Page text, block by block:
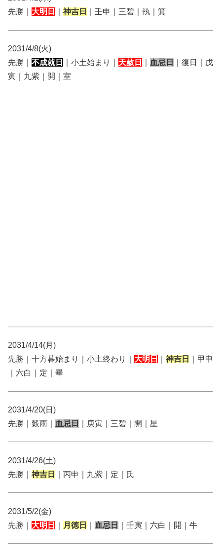
先勝｜ 大明日 神吉日 ｜壬申｜三碧｜執｜箕
2031/4/8(火)
先勝｜ 不成就日 ｜小土始まり｜ 天赦日 血忌日
｜復日｜戊
寅｜九紫｜開｜室
2031/4/14(月)
先勝｜十方暮始まり｜小土終わり｜ 大明日 神吉日
｜甲申
｜六白｜定｜畢
2031/4/20(日)
先勝｜穀雨｜
血忌日 ｜庚寅｜三碧｜開｜星
2031/4/26(土)
先勝｜ 神吉日 ｜丙申｜九紫｜定｜氏
2031/5/2(金)
先勝｜ 大明日 月徳日 血忌日 ｜壬寅｜六白｜開｜牛